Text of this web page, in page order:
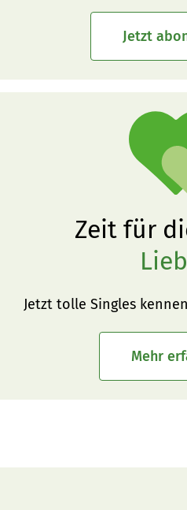
Jetzt
Zeit für
Jetzt tolle Singles
Mehr